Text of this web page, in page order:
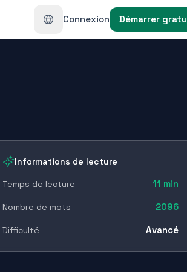
Connexion Démarrer
Informations de lecture
Temps de lecture 11 min
Nombre de mots 2096
Difficulté Avancé